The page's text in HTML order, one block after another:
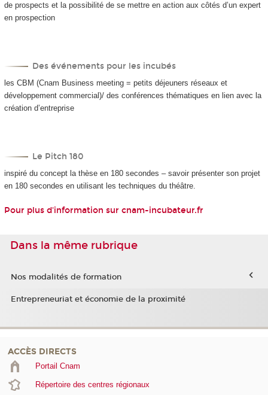
de prospects et la possibilité de se mettre en action aux côtés d’un expert
en prospection
Des événements pour les incubés
les CBM (Cnam Business meeting = petits déjeuners réseaux et
développement commercial)/ des conférences thématiques en lien avec la
création d’entreprise
Le Pitch 180
inspiré du concept la thèse en 180 secondes – savoir présenter son projet
en 180 secondes en utilisant les techniques du théâtre.
Pour plus d'information sur cnam-incubateur.fr
Dans la même rubrique
Nos modalités de formation
Entrepreneuriat et économie de la proximité
ACCÈS DIRECTS
Portail Cnam
Répertoire des centres régionaux